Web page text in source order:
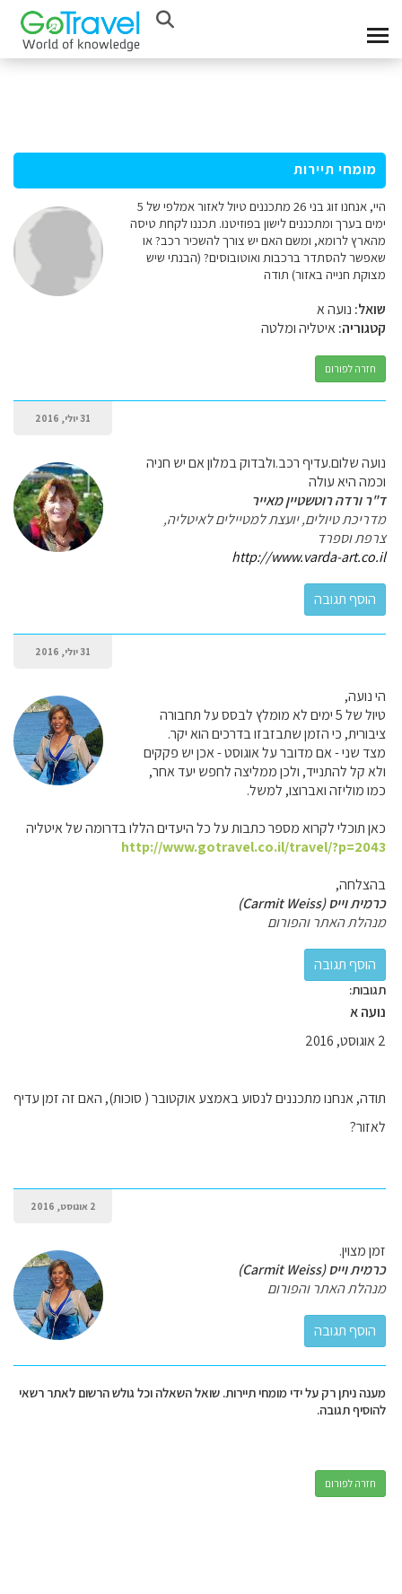
מומחי תיירות
היי, אנחנו זוג בני 26 מתכננים טיול לאזור אמלפי של 5
ימים בערך ומתכננים לישון בפוזיטנו. תכננו לקחת טיסה
מהארץ לרומא, ומשם האם יש צורך להשכיר רכב? או
שאפשר להסתדר ברכבות ואוטובוסים? (הבנתי שיש
מצוקת חנייה באזור) תודה
שואל: נועה א
קטגוריה:איטליה ומלטה
חזרה לפורום
31 יולי, 2016
נועה שלום.עדיף רכב.ולבדוק במלון אם יש חניה
וכמה היא עולה
ד"ר ורדה רוטשטיין מאייר
מדריכת טיולים, יועצת למטיילים לאיטליה,
צרפת וספרד
http://www.varda-art.co.il
31 יולי, 2016
הי נועה,
טיול של 5 ימים לא מומלץ לבסס על תחבורה
ציבורית, כי הזמן שתבזבזו בדרכים הוא יקר.
מצד שני - אם מדובר על אוגוסט - אכן יש פקקים
ולא קל להתנייד, ולכן ממליצה לחפש יעד אחר,
כמו מוליזה ואברוצו, למשל.
כאן תוכלי לקרוא מספר כתבות על כל היעדים הללו בדרומה של איטליה
http://www.gotravel.co.il/travel/?p=2043
בהצלחה,
כרמית וייס (Carmit Weiss)
מנהלת האתר והפורום
תגובות:
נועה א
2 אוגוסט, 2016
תודה, אנחנו מתכננים לנסוע באמצע אוקטובר ( סוכות), האם זה זמן עדיף
לאזור?
2 אוגוסט, 2016
זמן מצוין.
כרמית וייס (Carmit Weiss)
מנהלת האתר והפורום
מענה ניתן רק על ידי מומחי תיירות. שואל השאלה וכל גולש הרשום לאתר רשאי
להוסיף תגובה.
חזרה לפורום